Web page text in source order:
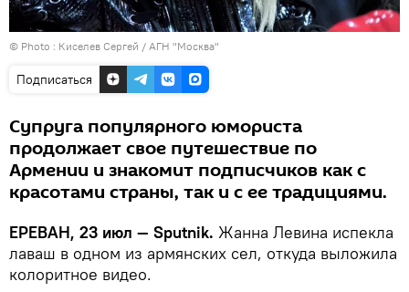
© Photo : Киселев Сергей / АГН "Москва"
Подписаться
Супруга популярного юмориста
продолжает свое путешествие по
Армении и знакомит подписчиков как с
красотами страны, так и с ее традициями.
ЕРЕВАН, 23 июл — Sputnik. Жанна Левина испекла
лаваш в одном из армянских сел, откуда выложила
колоритное видео.